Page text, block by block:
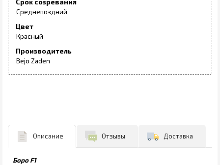
Срок созревания
Среднепоздний
Цвет
Красный
Производитель
Bejo Zaden
Описание Отзывы Доставка
Боро F1